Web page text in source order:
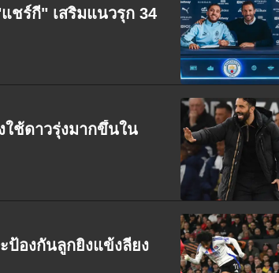
ชร์กี" เสริมแนวรุก 34
ใช้ดาวรุ่งมากขึ้นใน
ป้องกันลูกยิงแข้งลียง